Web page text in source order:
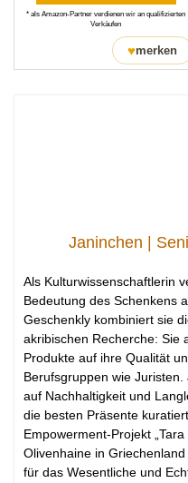
* als Amazon-Partner verdienen wir an qualifizierten
Verkäufen
♥merken
Janinchen |
Als Kulturwissenschaftlerin
Bedeutung des Schenkens
Geschenkly kombiniert sie
akribischen Recherche: Sie
Produkte auf ihre Qualität
Berufsgruppen wie
auf Nachhaltigkeit und
die besten Präsente
Empowerment-Projekt
Olivenhaine in
für das Wesentliche und